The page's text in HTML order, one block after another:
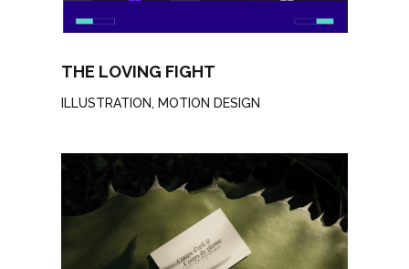
THE LOVING FIGHT
ILLUSTRATION, MOTION DESIGN